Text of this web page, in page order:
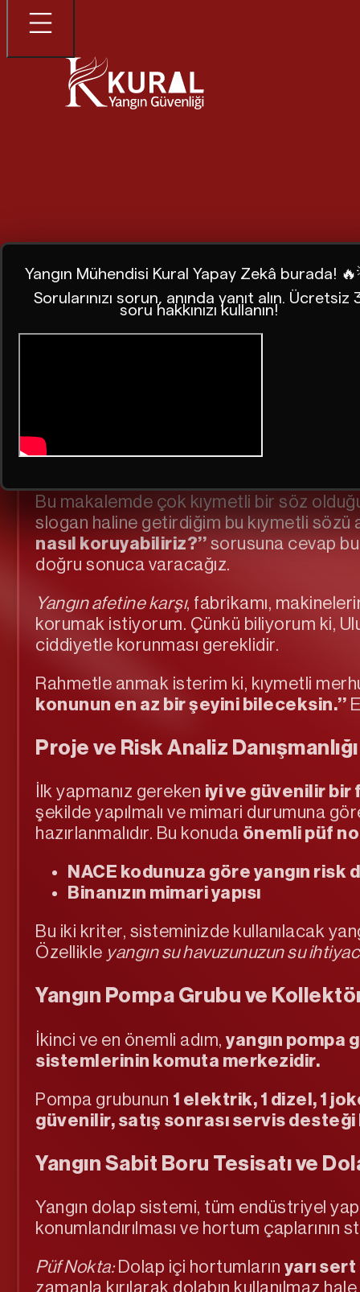
Bu makalemde çok kıymetli bir söz
slogan haline getirdiğim bu kıymetli
nasıl koruyabiliriz?’’ sorusuna cevap
doğru sonuca varacağız.
Yangın afetine karşı, fabrikamı,
korumak istiyorum. Çünkü biliyorum ki,
ciddiyetle korunması gereklidir.
Rahmetle anmak isterim ki, kıymetli
konunun en az bir şeyini bileceksin.’’
Proje ve Risk Analiz Danışmanlığı
İlk yapmanız gereken iyi ve güvenilir bir
şekilde yapılmalı ve mimari durumuna
hazırlanmalıdır. Bu konuda önemli püf
NACE kodunuza göre yangın risk
Binanızın mimari yapısı
Bu iki kriter, sisteminizde kullanılacak
Özellikle yangın su havuzunuzun su
Yangın Pompa Grubu ve
İkinci ve en önemli adım,yangın
sistemlerinin komuta merkezidir.
Pompa grubunun 1 elektrik, 1 dizel, 1
güvenilir, satış sonrası servis desteği
Yangın Sabit Boru Tesisatı ve
Yangın dolap sistemi, tüm endüstriyel
konumlandırılması ve hortum
Püf Nokta:Dolap içi hortumlarınyarı sert
zamanla kırılarak dolabın kullanılmaz
Yangın Mühendisi Kural Yapay Zekâ burada!
Sorularınızı sorun, anında yanıt alın. Ücretsiz
soru hakkınızı kullanın!